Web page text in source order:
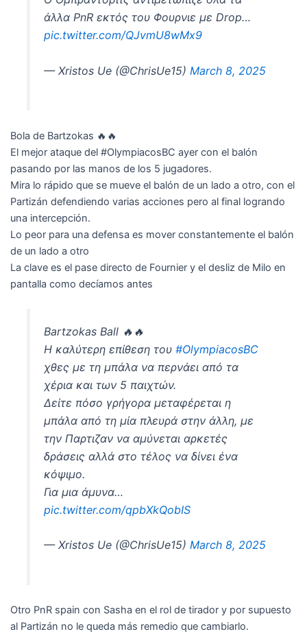
άλλα PnR εκτός του Φουρνιε με Drop…
pic.twitter.com/QJvmU8wMx9
— Xristos Ue (@ChrisUe15) March 8, 2025
Bola de Bartzokas 🔥🔥
El mejor ataque del #OlympiacosBC ayer con el balón
pasando por las manos de los 5 jugadores.
Mira lo rápido que se mueve el balón de un lado a otro, con el
Partizán defendiendo varias acciones pero al final logrando
una intercepción.
Lo peor para una defensa es mover constantemente el balón
de un lado a otro
La clave es el pase directo de Fournier y el desliz de Milo en
pantalla como decíamos antes
Bartzokas Ball 🔥🔥
Η καλύτερη επίθεση του #OlympiacosBC
χθες με τη μπάλα να περνάει από τα
χέρια και των 5 παιχτών.
Δείτε πόσο γρήγορα μεταφέρεται η
μπάλα από τη μία πλευρά στην άλλη, με
την Παρτιζαν να αμύνεται αρκετές
δράσεις αλλά στο τέλος να δίνει ένα
κόψιμο.
Για μια άμυνα…
pic.twitter.com/qpbXkQobIS
— Xristos Ue (@ChrisUe15) March 8, 2025
Otro PnR spain con Sasha en el rol de tirador y por supuesto
al Partizán no le queda más remedio que cambiarlo.